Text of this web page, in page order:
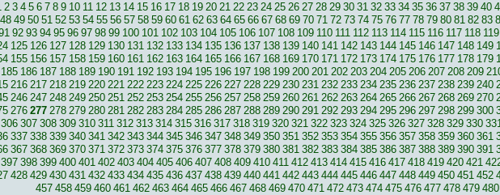
2 3 4 5 6 7 8 9 10 11 12 13 14 15 16 17 18 19 20 21 22 23 24 25 26 27 28 29 30 31 32 33 34 35 36 37 38 39 40
48 49 50 51 52 53 54 55 56 57 58 59 60 61 62 63 64 65 66 67 68 69 70 71 72 73 74 75 76 77 78 79 80 81 82 83
92 93 94 95 96 97 98 99 100 101 102 103 104 105 106 107 108 109 110 111 112 113 114 115 116 117 118 119
125 126 127 128 129 130 131 132 133 134 135 136 137 138 139 140 141 142 143 144 145 146 147 148 149
155 156 157 158 159 160 161 162 163 164 165 166 167 168 169 170 171 172 173 174 175 176 177 178 179
185 186 187 188 189 190 191 192 193 194 195 196 197 198 199 200 201 202 203 204 205 206 207 208 209
216 217 218 219 220 221 222 223 224 225 226 227 228 229 230 231 232 233 234 235 236 237 238 239 240
246 247 248 249 250 251 252 253 254 255 256 257 258 259 260 261 262 263 264 265 266 267 268 269 270
276 277 278 279 280 281 282 283 284 285 286 287 288 289 290 291 292 293 294 295 296 297 298 299 300
306 307 308 309 310 311 312 313 314 315 316 317 318 319 320 321 322 323 324 325 326 327 328 329 330
337 338 339 340 341 342 343 344 345 346 347 348 349 350 351 352 353 354 355 356 357 358 359 360 361
367 368 369 370 371 372 373 374 375 376 377 378 379 380 381 382 383 384 385 386 387 388 389 390 391
397 398 399 400 401 402 403 404 405 406 407 408 409 410 411 412 413 414 415 416 417 418 419 420 421
428 429 430 431 432 433 434 435 436 437 438 439 440 441 442 443 444 445 446 447 448 449 450 451 452
457 458 459 460 461 462 463 464 465 466 467 468 469 470 471 472 473 474 475 476 477 478 479 480